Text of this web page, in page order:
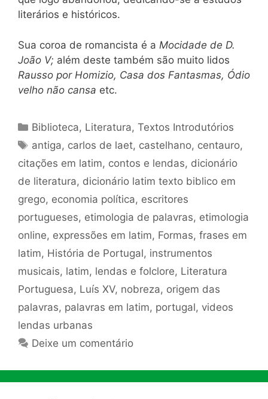
literários e históricos.
Sua coroa de romancista é a Mocidade de D.
João V; além deste também são muito lidos
Rausso por Homizio, Casa dos Fantasmas, Ódio
velho não cansa etc.
Categorias
Biblioteca, Literatura,Textos Introdutórios
Tags
antiga, carlos de laet, castelhano, centauro,
citações em latim, contos e lendas, dicionário
de literatura, dicionário latim texto biblico em
grego, economia política, escritores
portugueses, etimologia de palavras, etimologia
online, expressões em latim, Formas, frases em
latim, História de Portugal, instrumentos
musicais, latim, lendas e folclore, Literatura
Portuguesa, Luís XV, nobreza, origem das
palavras, palavras em latim, portugal, videos
lendas urbanas
Deixe um comentário